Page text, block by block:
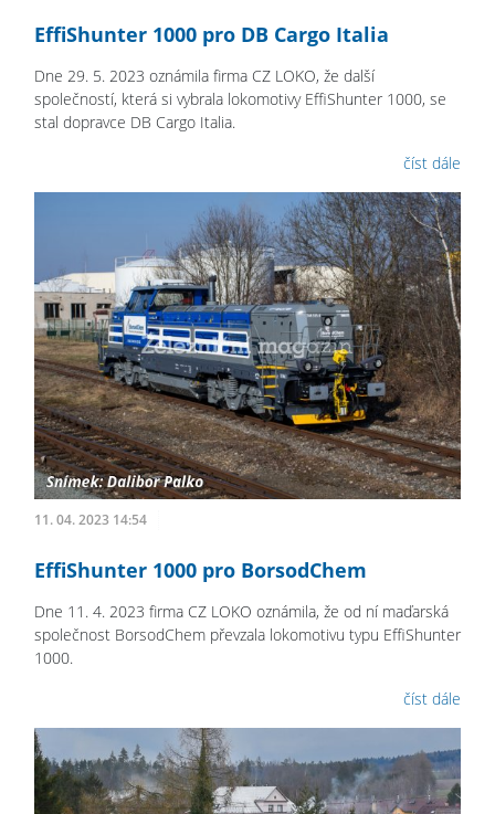
EffiShunter 1000 pro DB Cargo Italia
Dne 29. 5. 2023 oznámila firma CZ LOKO, že další
společností, která si vybrala lokomotivy EffiShunter 1000, se
stal dopravce DB Cargo Italia.
číst dále
11. 04. 2023 14:54
EffiShunter 1000 pro BorsodChem
Dne 11. 4. 2023 firma CZ LOKO oznámila, že od ní maďarská
společnost BorsodChem převzala lokomotivu typu EffiShunter
1000.
číst dále